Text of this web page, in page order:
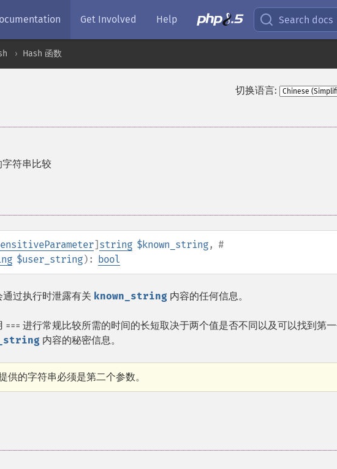
Get Involved Help Search docs
Hash 函数
切换语言:
符串比较
] string $known_string, #
$user_string): bool
过执行时泄露有关 known_string 内容的任何信息。
=== 进行常规比较所需的时间的长短取决于两个值是否不同以及可以找到第
内容的秘密信息。
供的字符串必须是第二个参数。